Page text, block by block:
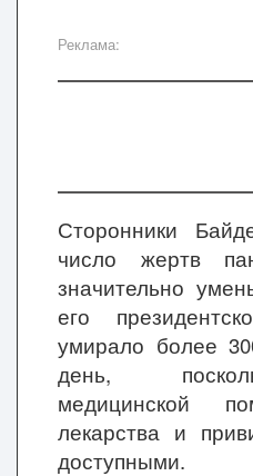
Реклама:
Сторонники
число жертв
значительно
его
умирало более
день,
медицинской
лекарства и
доступными.